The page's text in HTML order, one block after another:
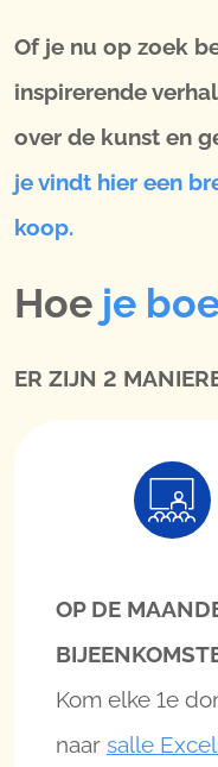
Of je nu op zoek
inspirerende
over de kunst en
je vindt hier een
koop.
Hoe je
ER ZIJN 2
OP DE
Kom elke 1e
naar salle